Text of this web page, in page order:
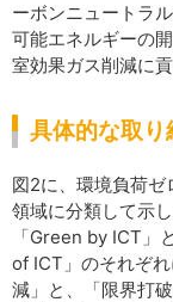
ーボンニュートラ
可能エネルギーの
室効果ガス削減に貢
具体的な取り
図2に、環境負荷
領域に分類して示
「Green by ICT」
of ICT」のそれぞ
減」と、「限界打